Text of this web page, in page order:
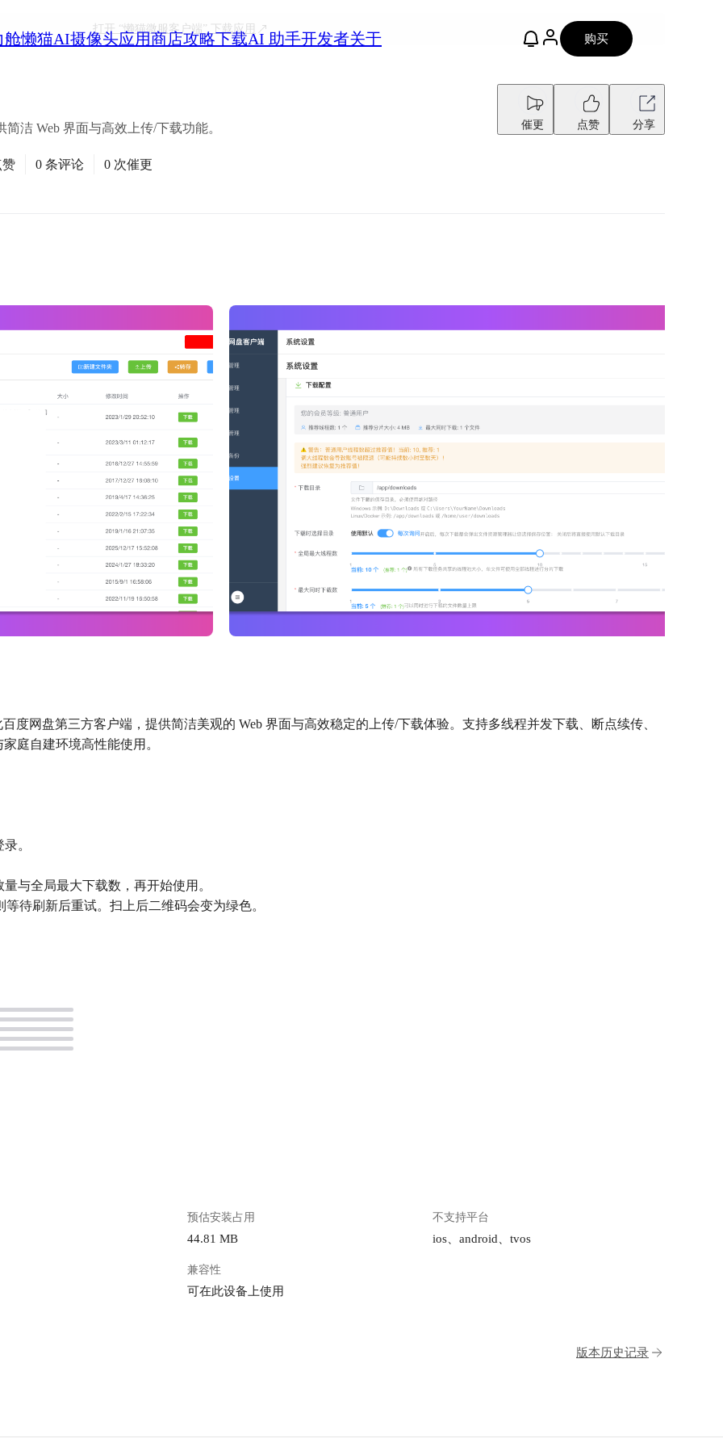
舱懒猫AI摄像头应用商店攻略下载AI 助手开发者关于 购买
打开 “懒猫微服客户端”下载应用
洁 Web 界面与高效上传/下载功能。 催更 点赞 分享
赞 0 条评论 0 次催更
百度网盘第三方客户端，提供简洁美观的 Web 界面与高效稳定的上传/下载体验。支持多线程并发下载、断点续传、
庭自建环境高性能使用。
。
与全局最大下载数，再开始使用。
待刷新后重试。扫上后二维码会变为绿色。
预估安装占用
44.81 MB
不支持平台
ios、android、tvos
兼容性
可在此设备上使用
版本历史记录